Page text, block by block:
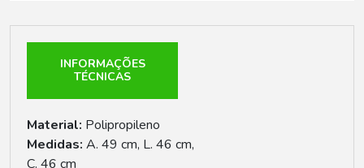
INFORMAÇÕES
TÉCNICAS
Material: Polipropileno
Medidas: A. 49 cm, L. 46 cm,
C. 46 cm